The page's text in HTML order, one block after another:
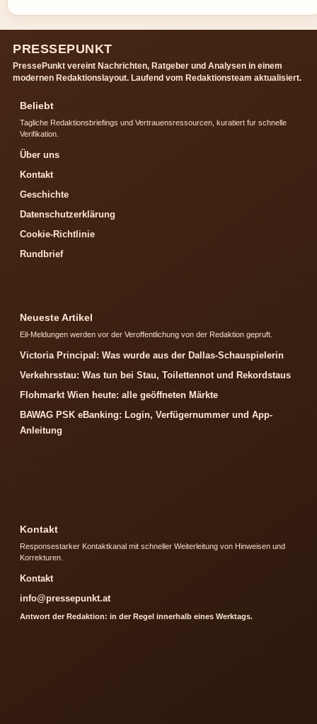
PRESSEPUNKT
PressePunkt vereint Nachrichten, Ratgeber und Analysen in einem
modernen Redaktionslayout. Laufend vom Redaktionsteam aktualisiert.
Beliebt
Tagliche Redaktionsbriefings und Vertrauensressourcen, kuratiert fur schnelle
Verifikation.
Über uns
Kontakt
Geschichte
Datenschutzerklärung
Cookie-Richtlinie
Rundbrief
Neueste Artikel
Eil-Meldungen werden vor der Veroffentlichung von der Redaktion gepruft.
Victoria Principal: Was wurde aus der Dallas-Schauspielerin
Verkehrsstau: Was tun bei Stau, Toilettennot und Rekordstaus
Flohmarkt Wien heute: alle geöffneten Märkte
BAWAG PSK eBanking: Login, Verfügernummer und App-
Anleitung
Kontakt
Responsestarker Kontaktkanal mit schneller Weiterleitung von Hinweisen und
Korrekturen.
Kontakt
info@pressepunkt.at
Antwort der Redaktion: in der Regel innerhalb eines Werktags.